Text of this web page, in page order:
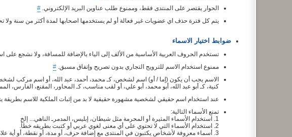
الحوار يقتصر على المنتدى فقط، وممنوع طلب عناوين البريد الإلكتروني. #
يتم كل فترة حذف اي عضويات غير فعالة أو لم يستخدمها اصحابها لمدة أكثر من سنة
ضوابط اختيار الاسماء
تستخدم الحروف العربية الأساسية من الألف إلى الياء بالإضافة للمسافة، ولا نشجع على
ممنوع استخدام الاسم للترويج التجاري بدون تصريح وإتفاق مسبق. #
الاسم يجب أن يكون (إما / أو) اسم لشخص، كـ محمد، أحمد، عبد الله، أو اسم مركب لشخص
كنية، كـ أبو عبد الله، أبو محمد، أبو علي، أو لقب مناسب، كـ المحاور، المقنع، الفارس،
عند استخدام اسم حقيقي لشخصية مشهورة حقيقية لا بد من إثبات الملكية للاسم بطريقة
تمنع الأسماء التالية:
1. استخدام الأسماء المثيرة أو المحرمة مثل شيطان، إبليس، المدمرـ الناهي... إلخ
2. استخدام الأسماء التي لا تحتوي على أي معنى لغوي عربي أو كتبت بطريقه خطأ.
3. أسماء معروفة لأشخاص يكتبون في المنتدى مع إضافة حرف، أو مدة، أو نقطة، أو أية علامة مموهة.